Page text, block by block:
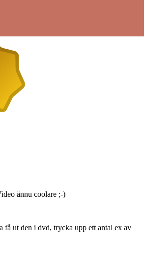
ännu coolare ;-)
få ut den i dvd, trycka upp ett antal ex av